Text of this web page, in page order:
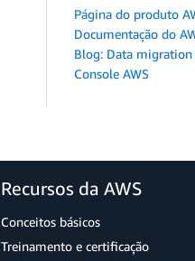
Página do produto
Documentação do
Blog: Data migration
Console AWS
Recursos da AWS
Conceitos básicos
Treinamento e certificação